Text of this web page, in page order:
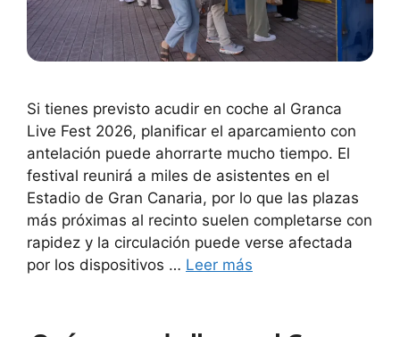
Si tienes previsto acudir en coche al Granca
Live Fest 2026, planificar el aparcamiento con
antelación puede ahorrarte mucho tiempo. El
festival reunirá a miles de asistentes en el
Estadio de Gran Canaria, por lo que las plazas
más próximas al recinto suelen completarse con
rapidez y la circulación puede verse afectada
por los dispositivos … Leer más